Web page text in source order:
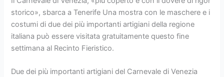
storico», sbarca a Tenerife Una mostra con le maschere e i
costumi di due dei più importanti artigiani della regione
italiana può essere visitata gratuitamente questo fine
settimana al Recinto Fieristico.
Due dei più importanti artigiani del Carnevale di Venezia